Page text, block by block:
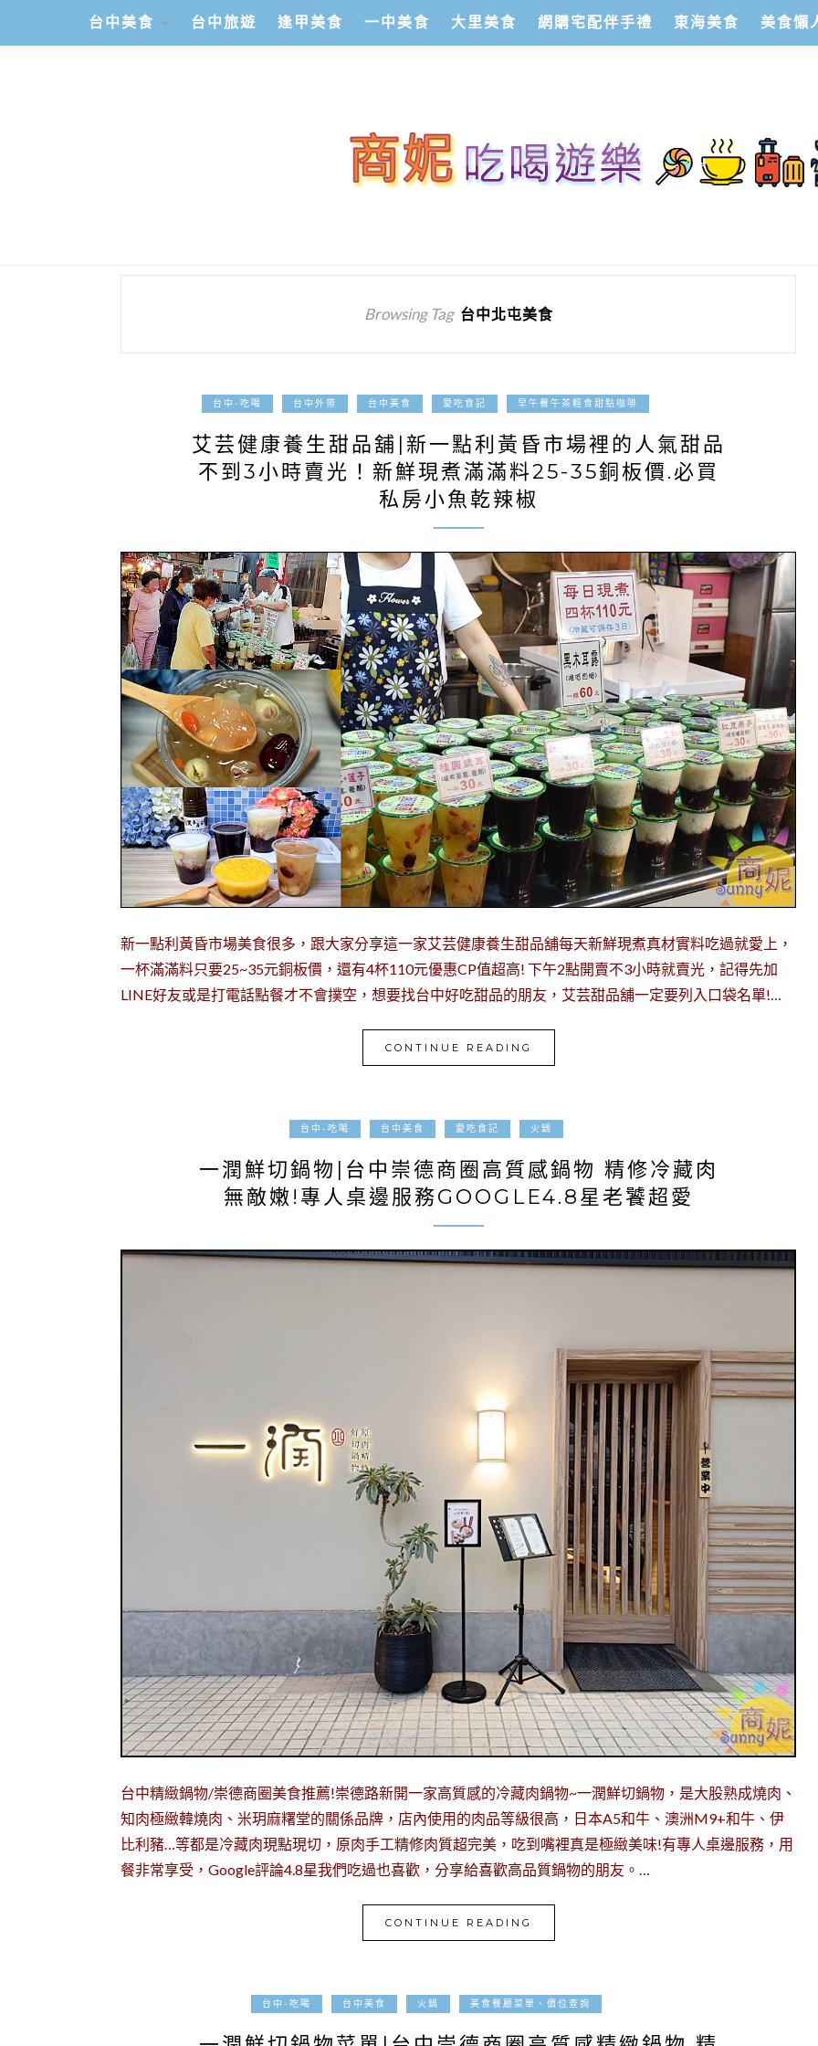
台中美食 台中旅遊 逢甲美食 一中美食 大里美食 網購宅配伴手禮 東海美食 美食懶
Browsing Tag 台中北屯美食
台中-吃喝 台中外帶 台中美食 愛吃食記 早午餐午茶輕食甜點咖啡
艾芸健康養生甜品舖|新一點利黃昏市場裡的人氣甜品
不到3小時賣光！新鮮現煮滿滿料25-35銅板價.必買
私房小魚乾辣椒
新一點利黃昏市場美食很多，跟大家分享這一家艾芸健康養生甜品舖每天新鮮現煮真材實料吃過就愛上，
一杯滿滿料只要25~35元銅板價，還有4杯110元優惠CP值超高! 下午2點開賣不3小時就賣光，記得先加
LINE好友或是打電話點餐才不會撲空，想要找台中好吃甜品的朋友，艾芸甜品舖一定要列入口袋名單!…
CONTINUE READING
台中-吃喝 台中美食 愛吃食記 火鍋
一潤鮮切鍋物|台中崇德商圈高質感鍋物 精修冷藏肉
無敵嫩!專人桌邊服務GOOGLE4.8星老饕超愛
台中精緻鍋物/崇德商圈美食推薦!崇德路新開一家高質感的冷藏肉鍋物~一潤鮮切鍋物，是大股熟成燒肉、
知肉極緻韓燒肉、米玥麻糬堂的關係品牌，店內使用的肉品等級很高，日本A5和牛、澳洲M9+和牛、伊
比利豬…等都是冷藏肉現點現切，原肉手工精修肉質超完美，吃到嘴裡真是極緻美味!有專人桌邊服務，用
餐非常享受，Google評論4.8星我們吃過也喜歡，分享給喜歡高品質鍋物的朋友。…
CONTINUE READING
台中-吃喝 台中美食 火鍋 美食餐廳菜單、價位查詢